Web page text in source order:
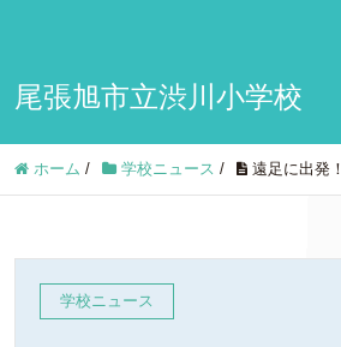
尾張旭市立渋川小学校
ホーム / 学校ニュース / 遠足に出発！
学校ニュース